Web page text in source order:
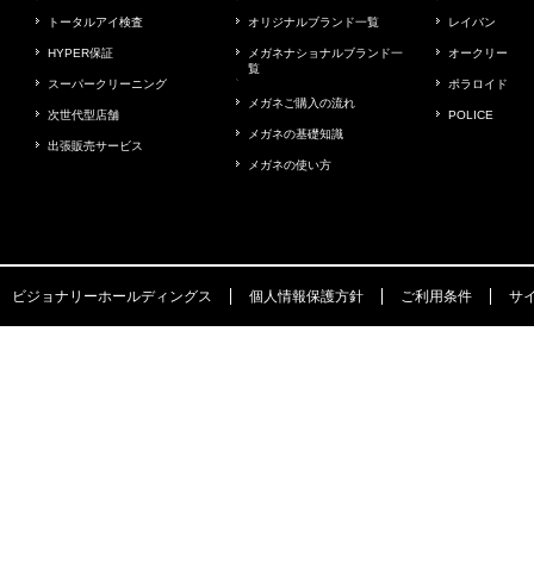
トータルアイ検査
HYPER保証
スーパークリーニング
次世代型店舗
出張販売サービス
オリジナルブランド一覧
メガネナショナルブランド一
覧
メガネご購入の流れ
メガネの基礎知識
メガネの使い方
レイバン
オークリー
ポラロイド
POLICE
ビジョナリーホールディングス 個人情報保護方針 ご利用条件 サ